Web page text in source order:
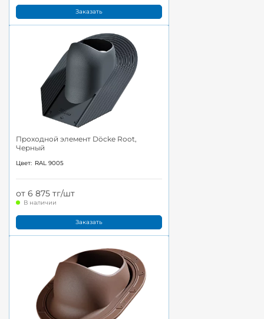
Заказать
Проходной элемент Döcke Root,
Черный
Цвет: RAL 9005
от 6 875 тг/шт
В наличии
Заказать